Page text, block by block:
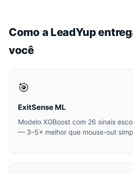
Como a LeadYup
você
🎯
ExitSense ML
Modelo XGBoost com 26 sinais
— 3–5× melhor que mouse-out